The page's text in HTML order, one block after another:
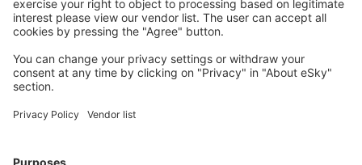
Cazarea preferată
Alege din peste 1,3 mil. de opţiuni: hoteluri, cabane,
Cele mai căutate hoteluri de către utilizatorii eSky